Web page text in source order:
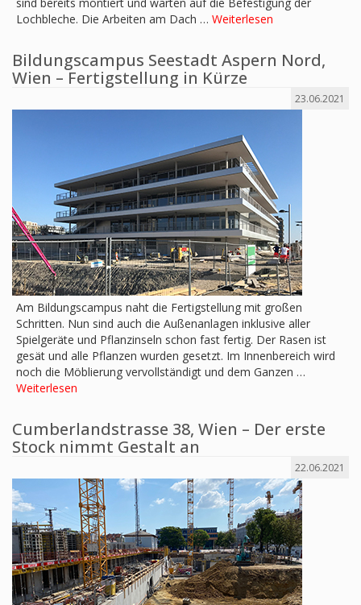
Lochbleche. Die Arbeiten am Dach … Weiterlesen
Bildungscampus Seestadt Aspern Nord,
Wien – Fertigstellung in Kürze
23.06.2021
Am Bildungscampus naht die Fertigstellung mit großen
Schritten. Nun sind auch die Außenanlagen inklusive aller
Spielgeräte und Pflanzinseln schon fast fertig. Der Rasen ist
gesät und alle Pflanzen wurden gesetzt. Im Innenbereich wird
noch die Möblierung vervollständigt und dem Ganzen …
Weiterlesen
Cumberlandstrasse 38, Wien – Der erste
Stock nimmt Gestalt an
22.06.2021